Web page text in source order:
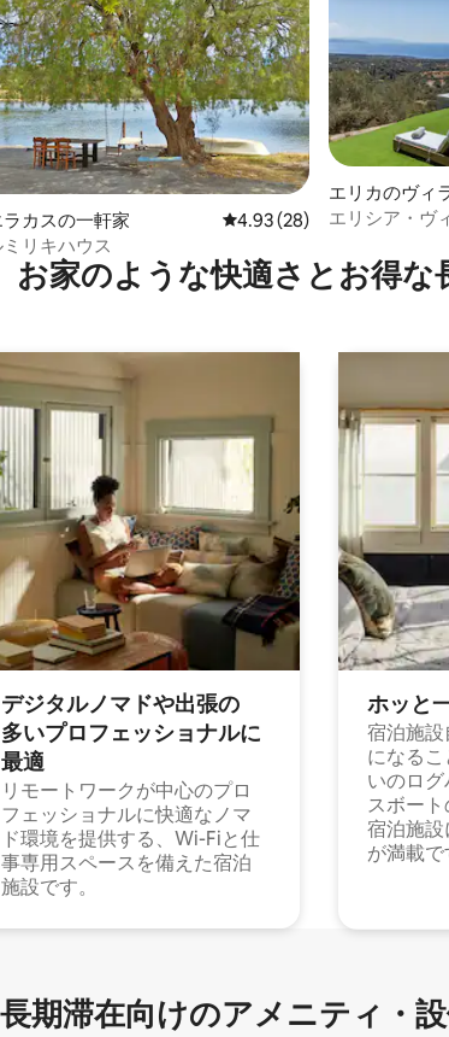
星中4.93つ星の平均評価
ラカスの一軒家 レビュー28件、5つ星中
4.93 (28)
リキハウス
エリカのヴィ
エリシア・ヴ
お家のような快⁠適⁠さ⁠とお⁠得⁠な
デジタルノマドや出⁠張⁠の
多⁠いプ⁠ロ⁠フ⁠ェ⁠ッ⁠シ⁠ョ⁠ナ⁠ル⁠に
最⁠適
リモートワークが中心のプロ
フェッショナルに快適なノマ
ド環境を提供する、Wi-Fiと仕
事専用スペースを備えた宿泊
施設です。
ホッと
宿泊施
になる
いのロ
スボー
宿泊施
が満載で
長期滞在向け⁠のア⁠メ⁠ニ⁠テ⁠ィ⁠・